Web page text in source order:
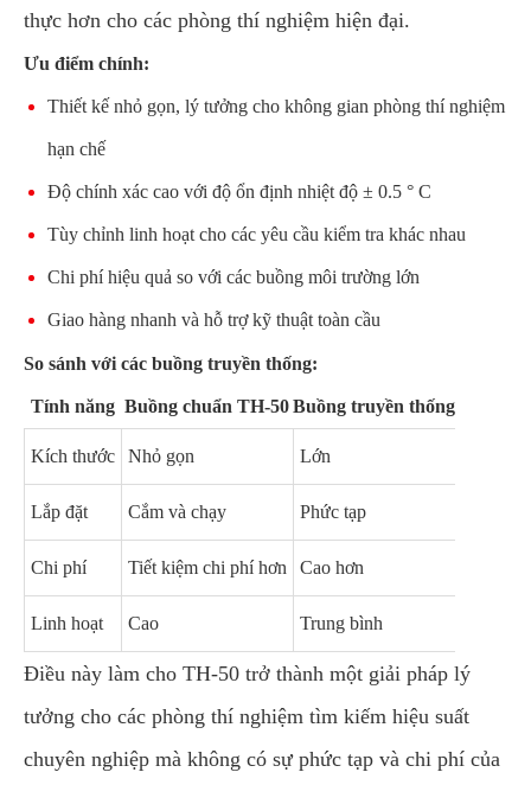
thực hơn cho các phòng thí nghiệm hiện đại.
Ưu điểm chính:
Thiết kế nhỏ gọn, lý tưởng cho không gian phòng thí nghiệm
hạn chế
Độ chính xác cao với độ ổn định nhiệt độ ± 0.5 ° C
Tùy chỉnh linh hoạt cho các yêu cầu kiểm tra khác nhau
Chi phí hiệu quả so với các buồng môi trường lớn
Giao hàng nhanh và hỗ trợ kỹ thuật toàn cầu
So sánh với các buồng truyền thống:
Tính năng Buồng chuẩn TH-50Buồng truyền thống
Kích thước Nhỏ gọn Lớn
Lắp đặt Cắm và chạy Phức tạp
Chi phí Tiết kiệm chi phí hơn Cao hơn
Linh hoạt Cao Trung bình
Điều này làm cho TH-50 trở thành một giải pháp lý
tưởng cho các phòng thí nghiệm tìm kiếm hiệu suất
chuyên nghiệp mà không có sự phức tạp và chi phí của